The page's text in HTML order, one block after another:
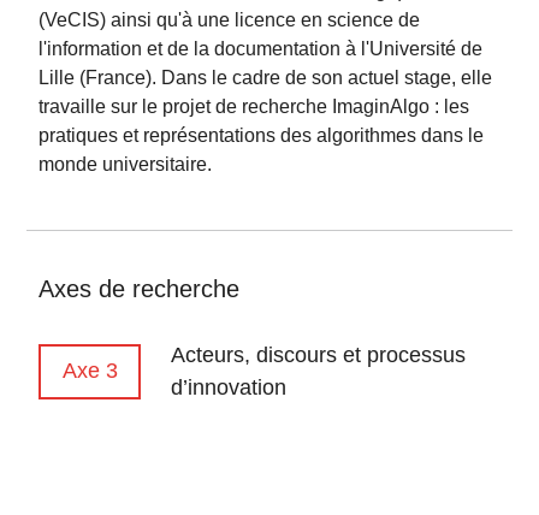
(VeCIS) ainsi qu'à une licence en science de
l'information et de la documentation à l'Université de
Lille (France). Dans le cadre de son actuel stage, elle
travaille sur le projet de recherche ImaginAlgo : les
pratiques et représentations des algorithmes dans le
monde universitaire.
Axes de recherche
Axe 3
Acteurs, discours et processus
d’innovation